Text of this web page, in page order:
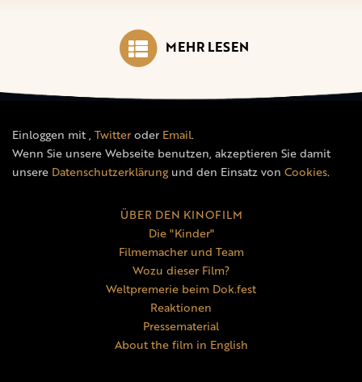
MEHR LESEN
Einloggen mit, Twitteroder Email.
Wenn Sie unsere Webseite benutzen, akzeptieren Sie damit
unsere Datenschutzerklärungund den Einsatz von Cookies.
ÜBER DEN KINOFILM
Die "Kinder"
Filmemacher und Team
Wozu dieser Film?
Weltpremerie beim Dok.fest
Reaktionen
Pressematerial
About the film in English